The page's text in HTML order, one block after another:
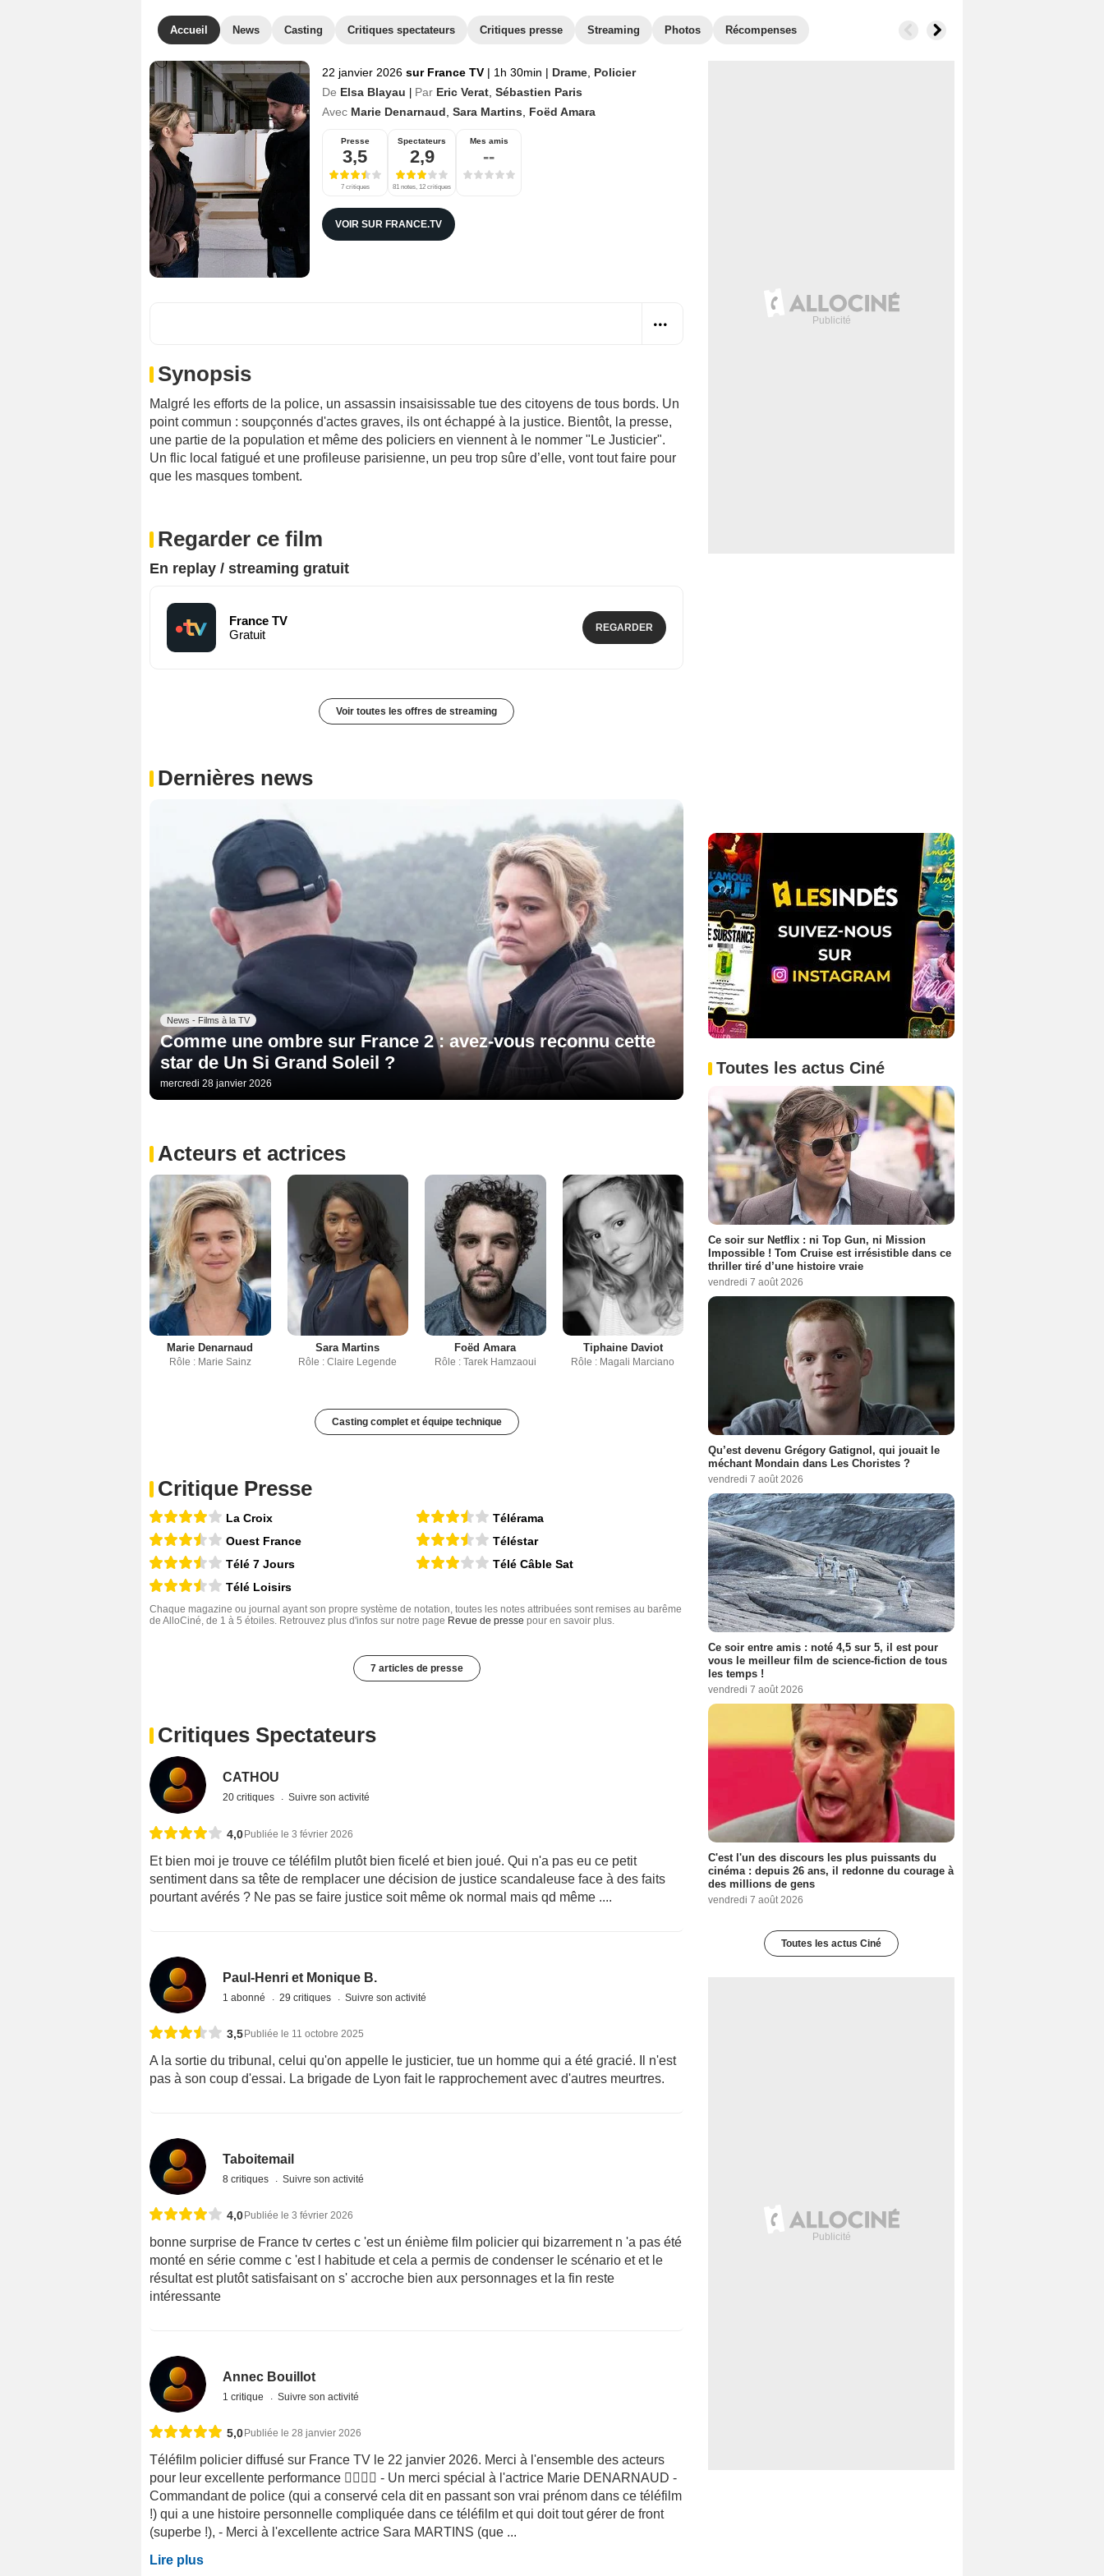
Accueil News Casting Critiques spectateurs Critiques presse Streaming Photos Récompenses
22 janvier 2026 sur France TV | 1h 30min | Drame Policier
De Elsa Blayau Par Eric Verat Sébastien Paris
Avec Marie Denarnaud Sara Martins Foëd Amara
Presse
3,5
7 critiques
Spectateurs
2,9
81 notes, 12 critiques
Mes amis
--
VOIR SUR FRANCE.TV
Synopsis
Malgré les efforts de la police, un assassin insaisissable tue des citoyens de tous bords. Un
point commun : soupçonnés d'actes graves, ils ont échappé à la justice. Bientôt, la presse,
une partie de la population et même des policiers en viennent à le nommer "Le Justicier".
Un flic local fatigué et une profileuse parisienne, un peu trop sûre d’elle, vont tout faire pour
que les masques tombent.
Regarder ce film
En replay / streaming gratuit
France TV
Gratuit
REGARDER
Voir toutes les offres de streaming
Dernières news
News - Films à la TV
Comme une ombre sur France 2 : avez-vous reconnu cette
star de Un Si Grand Soleil ?
mercredi 28 janvier 2026
Acteurs et actrices
Marie Denarnaud
Rôle : Marie Sainz
Sara Martins
Rôle : Claire Legende
Foëd Amara
Rôle : Tarek Hamzaoui
Tiphaine Daviot
Rôle : Magali Marciano
Casting complet et équipe technique
Critique Presse
La Croix
Ouest France
Télé 7 Jours
Télé Loisirs
Télérama
Téléstar
Télé Câble Sat
Chaque magazine ou journal ayant son propre système de notation, toutes les notes attribuées sont remises au barême
de AlloCiné, de 1 à 5 étoiles. Retrouvez plus d'infos sur notre page Revue de presse pour en savoir plus.
7 articles de presse
Critiques Spectateurs
CATHOU
20 critiques Suivre son activité
4,0Publiée le 3 février 2026
Et bien moi je trouve ce téléfilm plutôt bien ficelé et bien joué. Qui n'a pas eu ce petit
sentiment dans sa tête de remplacer une décision de justice scandaleuse face à des faits
pourtant avérés ? Ne pas se faire justice soit même ok normal mais qd même ....
Paul-Henri et Monique B.
1 abonné 29 critiques Suivre son activité
3,5Publiée le 11 octobre 2025
A la sortie du tribunal, celui qu'on appelle le justicier, tue un homme qui a été gracié. Il n'est
pas à son coup d'essai. La brigade de Lyon fait le rapprochement avec d'autres meurtres.
Taboitemail
8 critiques Suivre son activité
4,0Publiée le 3 février 2026
bonne surprise de France tv certes c 'est un énième film policier qui bizarrement n 'a pas été
monté en série comme c 'est l habitude et cela a permis de condenser le scénario et et le
résultat est plutôt satisfaisant on s' accroche bien aux personnages et la fin reste
intéressante
Annec Bouillot
1 critique Suivre son activité
5,0Publiée le 28 janvier 2026
Téléfilm policier diffusé sur France TV le 22 janvier 2026. Merci à l'ensemble des acteurs
pour leur excellente performance  - Un merci spécial à l'actrice Marie DENARNAUD -
Commandant de police (qui a conservé cela dit en passant son vrai prénom dans ce téléfilm
!) qui a une histoire personnelle compliquée dans ce téléfilm et qui doit tout gérer de front
(superbe !), - Merci à l'excellente actrice Sara MARTINS (que ...
Lire plus
Toutes les actus Ciné
Ce soir sur Netflix : ni Top Gun, ni Mission
Impossible ! Tom Cruise est irrésistible dans ce
thriller tiré d’une histoire vraie
vendredi 7 août 2026
Qu’est devenu Grégory Gatignol, qui jouait le
méchant Mondain dans Les Choristes ?
vendredi 7 août 2026
Ce soir entre amis : noté 4,5 sur 5, il est pour
vous le meilleur film de science-fiction de tous
les temps !
vendredi 7 août 2026
C'est l'un des discours les plus puissants du
cinéma : depuis 26 ans, il redonne du courage à
des millions de gens
vendredi 7 août 2026
Toutes les actus Ciné